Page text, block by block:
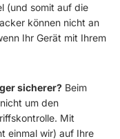
(und somit auf die
können nicht an
Ihr Gerät mit Ihrem
sicherer? Beim
um den
Mit
einmal wir) auf Ihre